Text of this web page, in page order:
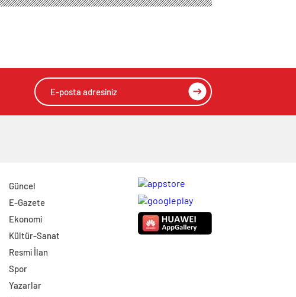
Güncel
E-Gazete
Ekonomi
Kültür-Sanat
Resmi İlan
Spor
Yazarlar